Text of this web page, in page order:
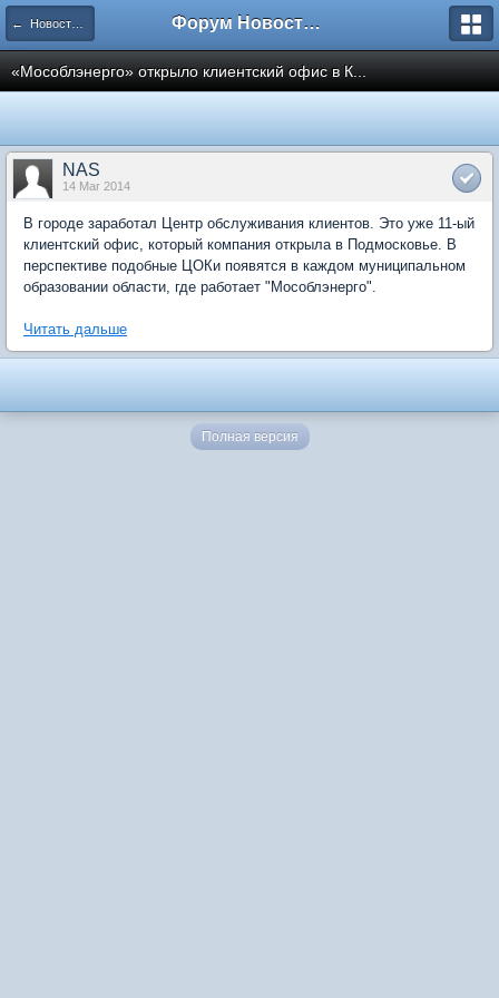
← Новости рынка недвижимости Форум Новостройки
«Мособлэнерго» открыло клиентский офис в К...
NAS
14 Mar 2014
В городе заработал Центр обслуживания клиентов. Это уже 11-ый
клиентский офис, который компания открыла в Подмосковье. В
перспективе подобные ЦОКи появятся в каждом муниципальном
образовании области, где работает "Мособлэнерго".
Читать дальше
Полная версия